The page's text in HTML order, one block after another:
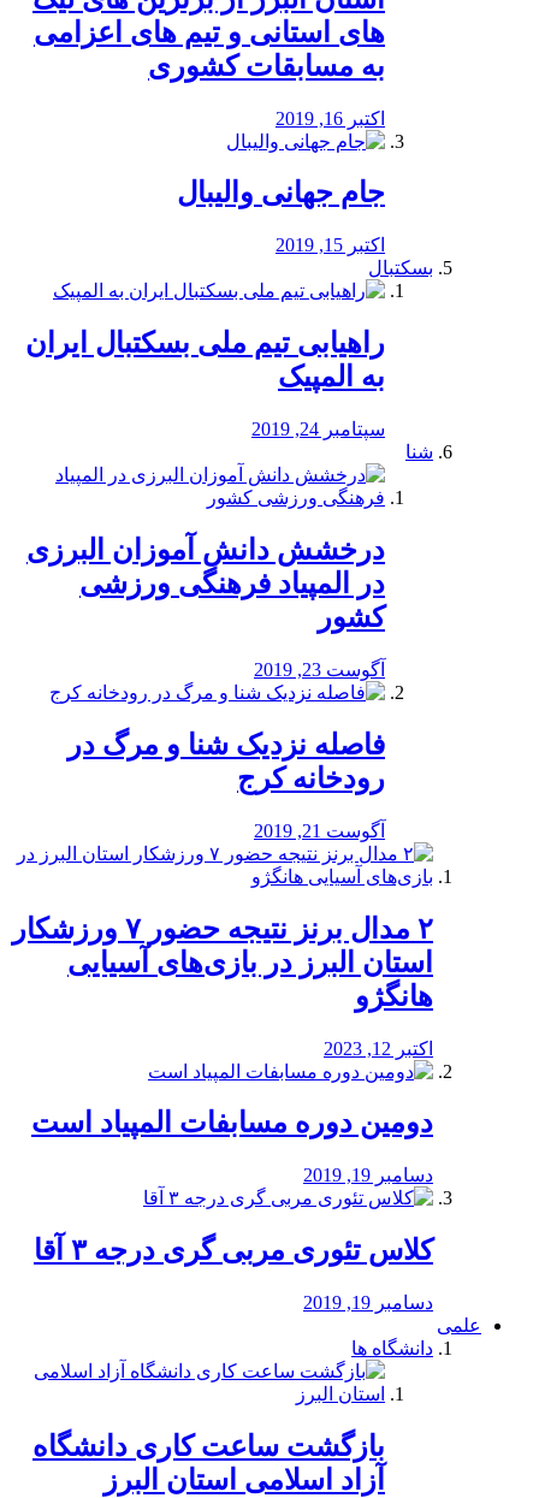
های استانی و تیم های اعزامی
به مسابقات کشوری
اکتبر 16, 2019
جام جهانی والیبال
اکتبر 15, 2019
بسکتبال
راهیابی تیم ملی بسکتبال ایران
به المپیک
سپتامبر 24, 2019
شنا
درخشش دانش آموزان البرزی
در المپیاد فرهنگی ورزشی
کشور
آگوست 23, 2019
️فاصله نزدیک شنا و مرگ در
رودخانه کرج
آگوست 21, 2019
۲ مدال برنز نتیجه حضور ۷ ورزشکار
استان البرز در بازی‌های آسیایی
هانگژو
اکتبر 12, 2023
دومین دوره مسابفات المپیاد است
دسامبر 19, 2019
کلاس تئوری مربی گری درجه ۳ آقا
دسامبر 19, 2019
علمی
دانشگاه ها
بازگشت ساعت کاری دانشگاه
آزاد اسلامی استان البرز